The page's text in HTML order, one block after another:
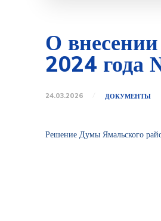
О
2024 года
24.03.2026 ДОКУМЕНТЫ
Решение Думы Ямальского